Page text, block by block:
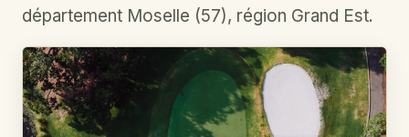
département Moselle (57), région Grand Est.